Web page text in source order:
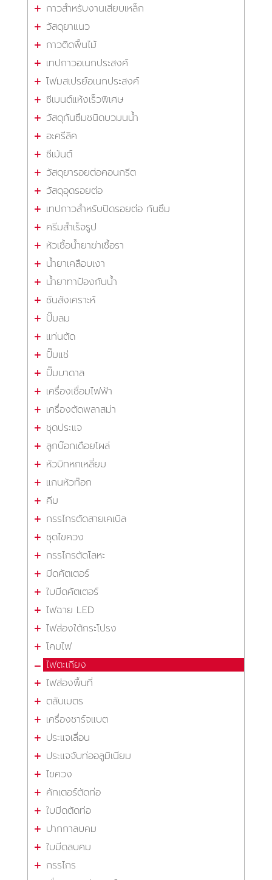
กาวสำหรับงานเสียบเหล็ก
วัสดุยาแนว
กาวติดพื้นไม้
เทปกาวอเนกประสงค์
โฟมสเปรย์อเนกประสงค์
ซีเมนต์แห้งเร็วพิเศษ
วัสดุกันซึมชนิดบวมนน้ำ
อะครีลิค
ซีเม้นต์
วัสดุยารอยต่อคอนกรีต
วัสดุอุดรอยต่อ
เทปกาวสำหรับปิดรอยต่อ กันซึม
ครีมสำเร็จรูป
หัวเชื้อน้ำยาฆ่าเชื้อรา
น้ำยาเคลือบเงา
น้ำยาทาป้องกันน้ำ
ชันสังเคราะห์
ปั๊มลม
แท่นตัด
ปั๊มแช่
ปั๊มบาดาล
เครื่องเชื่อมไฟฟ้า
เครื่องตัดพลาสม่า
ชุดประแจ
ลูกบ๊อกเดือยโผล่
หัวบิทหกเหลี่ยม
แกนหัวท๊อก
คีม
กรรไกรตัดสายเคเบิล
ชุดไขควง
กรรไกรตัดโลหะ
มีดคัตเตอร์
ใบมีดคัตเตอร์
ไฟฉาย LED
ไฟส่องใต้กระโปรง
โคมไฟ
ไฟตะเกียง
ไฟส่องพื้นที่
ตลับเมตร
เครื่องชาร์จแบต
ประแจเลื่อน
ประแจจับท่ออลูมิเนียม
ไขควง
คัทเตอร์ตัดท่อ
ใบมีดตัดท่อ
ปากกาลบคม
ใบมีดลบคม
กรรไกร